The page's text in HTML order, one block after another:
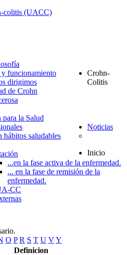
y funcionamiento
dirigimos
Crohn-
Colitis
de Crohn
para la Salud
hábitos saludables
...en la fase activa de la enfermedad.
... en la fase de remisión de la
enfermedad.
Noticias
CC
Inicio
O P R S T U VY
Definicion